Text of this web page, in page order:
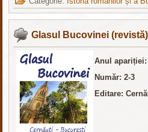
Glasul Bucovinei (revistă)
Anul apariției:
Număr: 2-3
Editare: